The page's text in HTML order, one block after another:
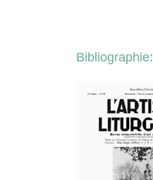
Bibliographie: